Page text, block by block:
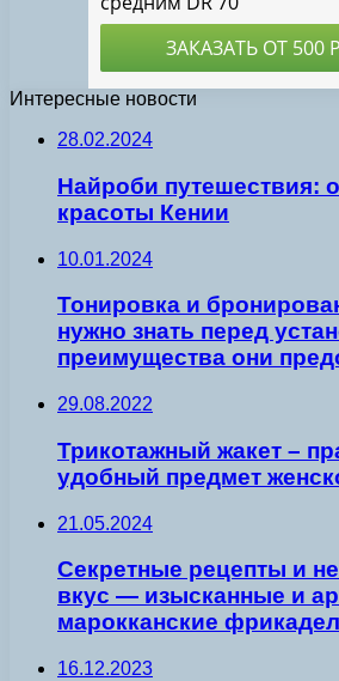
Интересные новости
28.02.2024
Найроби путешествия:
красоты Кении
10.01.2024
Тонировка и
нужно знать перед
преимущества они
29.08.2022
Трикотажный жакет –
удобный предмет
21.05.2024
Секретные рецепты и
вкус — изысканные и
марокканские
16.12.2023